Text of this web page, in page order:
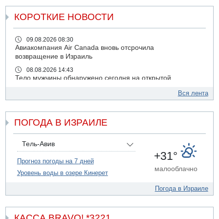
КОРОТКИЕ НОВОСТИ
09.08.2026 08:30
Авиакомпания Air Canada вновь отсрочила
возвращение в Израиль
08.08.2026 14:43
Тело мужчины обнаружено сегодня на открытой
08.08.2026 11:02
07.08.2026 20:41
Ynet: "Хизбалла" запустила БПЛА со взрывчаткой по
силам ЦАХАЛ
ДТП в Ашдоде: тяжело ранены двое маленьких детей
Вся лента
ПОГОДА В ИЗРАИЛЕ
Тель-Авив
Прогноз погоды на 7 дней
Уровень воды в озере Кинерет
+31°
малооблачно
Погода в Израиле